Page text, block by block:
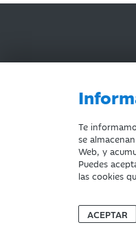
Te
se
Web, y
Puedes
las cookies
ACEPTAR
AVISO
Fundación
Domicilio